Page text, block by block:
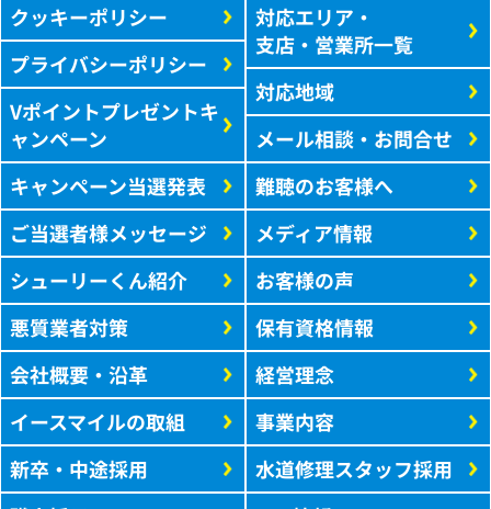
クッキーポリシー
プライバシーポリシー
Vポイントプレゼントキ
ャンペーン
キャンペーン当選発表
ご当選者様メッセージ
シューリーくん紹介
悪質業者対策
会社概要・沿革
イースマイルの取組
新卒・中途採用
対応エリア・
支店・営業所一覧
対応地域
メール相談・お問合せ
難聴のお客様へ
メディア情報
お客様の声
保有資格情報
経営理念
事業内容
水道修理スタッフ採用